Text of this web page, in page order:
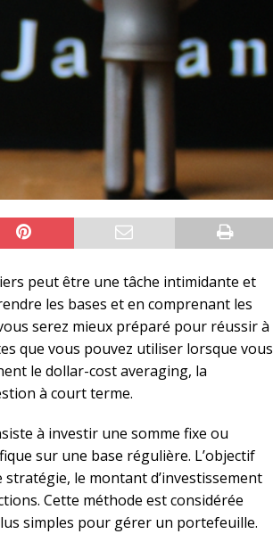
peut être une tâche intimidante et
les bases et en comprenant les
serez mieux préparé pour réussir à
que vous pouvez utiliser lorsque vous
le dollar-cost averaging, la
à court terme.
à investir une somme fixe ou
sur une base régulière. L’objectif
le montant d’investissement
Cette méthode est considérée
simples pour gérer un portefeuille.